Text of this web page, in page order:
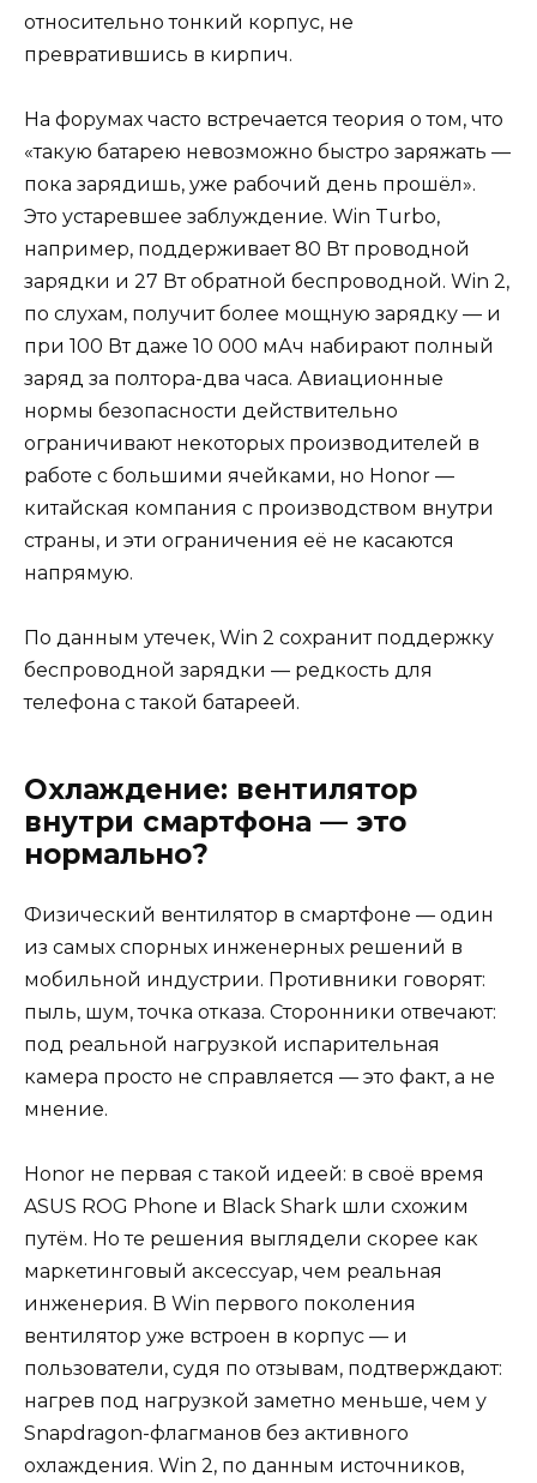
относительно тонкий корпус, не
превратившись в кирпич.
На форумах часто встречается теория о том, что
«такую батарею невозможно быстро заряжать —
пока зарядишь, уже рабочий день прошёл».
Это устаревшее заблуждение. Win Turbo,
например, поддерживает 80 Вт проводной
зарядки и 27 Вт обратной беспроводной. Win 2,
по слухам, получит более мощную зарядку — и
при 100 Вт даже 10 000 мАч набирают полный
заряд за полтора-два часа. Авиационные
нормы безопасности действительно
ограничивают некоторых производителей в
работе с большими ячейками, но Honor —
китайская компания с производством внутри
страны, и эти ограничения её не касаются
напрямую.
По данным утечек, Win 2 сохранит поддержку
беспроводной зарядки — редкость для
телефона с такой батареей.
Охлаждение: вентилятор
внутри смартфона — это
нормально?
Физический вентилятор в смартфоне — один
из самых спорных инженерных решений в
мобильной индустрии. Противники говорят:
пыль, шум, точка отказа. Сторонники отвечают:
под реальной нагрузкой испарительная
камера просто не справляется — это факт, а не
мнение.
Honor не первая с такой идеей: в своё время
ASUS ROG Phone и Black Shark шли схожим
путём. Но те решения выглядели скорее как
маркетинговый аксессуар, чем реальная
инженерия. В Win первого поколения
вентилятор уже встроен в корпус — и
пользователи, судя по отзывам, подтверждают:
нагрев под нагрузкой заметно меньше, чем у
Snapdragon-флагманов без активного
охлаждения. Win 2, по данным источников,